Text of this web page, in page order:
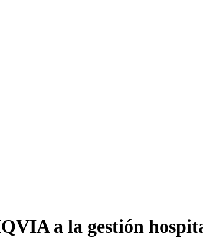
a la gestión